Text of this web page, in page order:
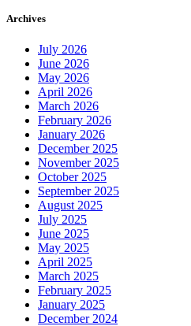
Archives
July 2026
June 2026
May 2026
April 2026
March 2026
February 2026
January 2026
December 2025
November 2025
October 2025
September 2025
August 2025
July 2025
June 2025
May 2025
April 2025
March 2025
February 2025
January 2025
December 2024